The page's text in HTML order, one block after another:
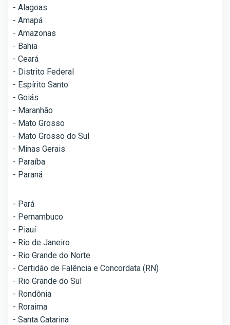
- Alagoas
- Amapá
- Amazonas
- Bahia
- Ceará
- Distrito Federal
- Espírito Santo
- Goiás
- Maranhão
- Mato Grosso
- Mato Grosso do Sul
- Minas Gerais
- Paraíba
- Paraná
- Pará
- Pernambuco
- Piauí
- Rio de Janeiro
- Rio Grande do Norte
- Certidão de Falência e Concordata (RN)
- Rio Grande do Sul
- Rondônia
- Roraima
- Santa Catarina